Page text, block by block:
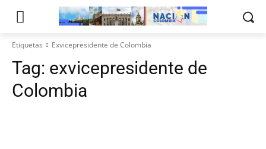
Etiquetas Exvicepresidente de Colombia
Tag: exvicepresidente de
Colombia